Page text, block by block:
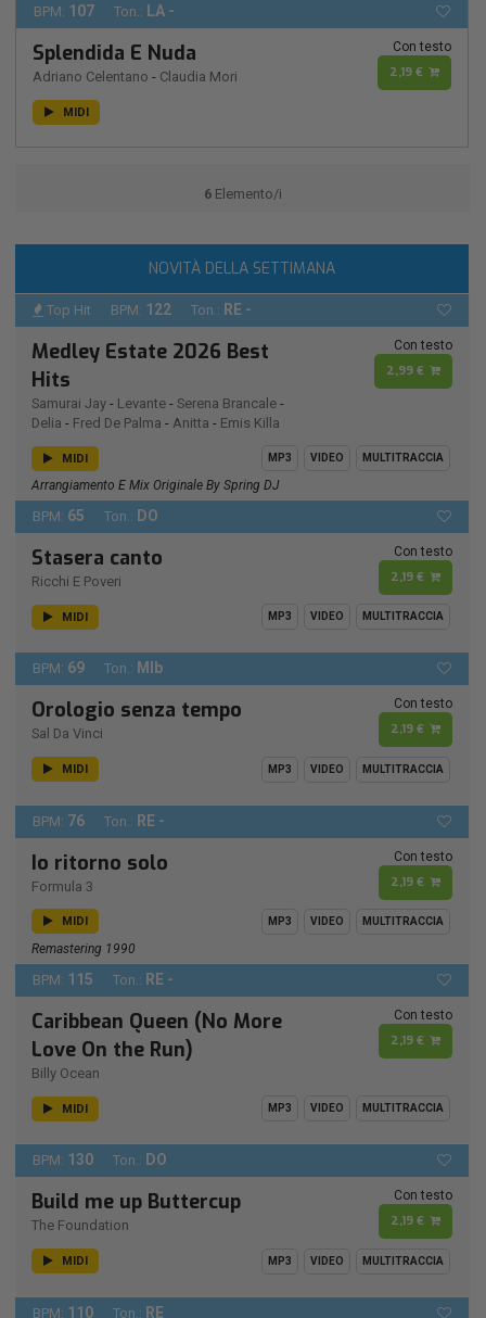
BPM: 107 Ton.: LA -
Splendida E Nuda
Adriano Celentano - Claudia Mori
Con testo
2,19 €
MIDI
6 Elemento/i
NOVITÀ DELLA SETTIMANA
Top Hit BPM: 122 Ton.: RE -
Medley Estate 2026 Best
Hits
Samurai Jay - Levante - Serena Brancale -
Delia - Fred De Palma - Anitta - Emis Killa
Con testo
2,99 €
MIDI MP3 VIDEO MULTITRACCIA
Arrangiamento E Mix Originale By Spring DJ
BPM: 65 Ton.: DO
Stasera canto
Ricchi E Poveri
Con testo
2,19 €
MIDI MP3 VIDEO MULTITRACCIA
BPM: 69 Ton.: MIb
Orologio senza tempo
Sal Da Vinci
Con testo
2,19 €
MIDI MP3 VIDEO MULTITRACCIA
BPM: 76 Ton.: RE -
Io ritorno solo
Formula 3
Con testo
2,19 €
MIDI MP3 VIDEO MULTITRACCIA
Remastering 1990
BPM: 115 Ton.: RE -
Caribbean Queen (No More
Love On the Run)
Billy Ocean
Con testo
2,19 €
MIDI MP3 VIDEO MULTITRACCIA
BPM: 130 Ton.: DO
Build me up Buttercup
The Foundation
Con testo
2,19 €
MIDI MP3 VIDEO MULTITRACCIA
BPM: 110 Ton.: RE